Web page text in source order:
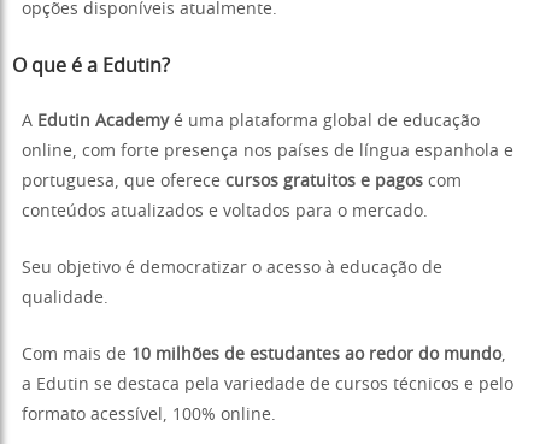
opções disponíveis atualmente.
O que é a Edutin?
A Edutin Academyé uma plataforma global de educação
online, com forte presença nos países de língua espanhola e
portuguesa, que oferece cursos gratuitos e pagos com
conteúdos atualizados e voltados para o mercado.
Seu objetivo é democratizar o acesso à educação de
qualidade.
Com mais de 10 milhões de estudantes ao redor do mundo,
a Edutin se destaca pela variedade de cursos técnicos e pelo
formato acessível, 100% online.